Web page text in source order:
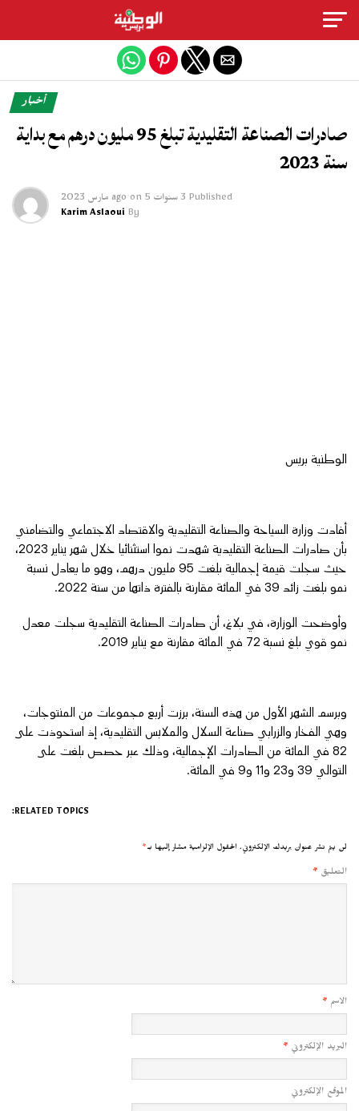
أخبار
صادرات الصناعة التقليدية تبلغ 95 مليون درهم مع بداية
سنة 2023
Published 3 سنوات ago on 5 مارس 2023
By
Karim Aslaoui
الوطنية بريس
أفادت وزارة السياحة والصناعة التقليدية والاقتصاد الاجتماعي والتضامني
بأن صادرات الصناعة التقليدية شهدت نموا استثنائيا خلال شهر يناير 2023،
حيث سجلت قيمة إجمالية بلغت 95 مليون درهم، وهو ما يعادل نسبة
نمو بلغت زائد 39 في المائة مقارنة بالفترة ذاتها من سنة 2022.
وأوضحت الوزارة، في بلاغ، أن صادرات الصناعة التقليدية سجلت معدل
نمو قوي بلغ نسبة 72 في المائة مقارنة مع يناير 2019.
وبرسم الشهر الأول من هذه السنة، برزت أربع مجموعات من المنتوجات،
وهي الفخار والزرابي صناعة السلال والملابس التقليدية، إذ استحوذت على
82 في المائة من الصادرات الإجمالية، وذلك عبر حصص بلغت على
التوالي 39 و23 و11 و9 في المائة.
RELATED TOPICS:
لن يتم نشر عنوان بريدك الإلكتروني. الحقول الإلزامية مشار إليها بـ*
التعليق *
الاسم *
البريد الإلكتروني *
الموقع الإلكتروني
Exit mobile version